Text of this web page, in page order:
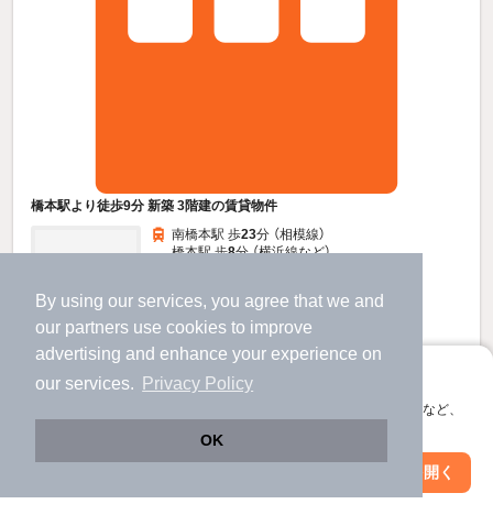
By using our services, you agree that we and
our partners use cookies to improve
advertising and enhance your experience on
our services.
Privacy Policy
OK
アプリに切り替えて、サクサクお部屋探し
会員登録なしですぐ使える。マップ検索やお気に入り保存など、
アプリを開く
橋本駅より徒歩9分 新築 3階建の賃貸物件
すべての写真
南橋本駅 歩23分 （相模線）
橋本駅 歩8分 （横浜線など）
神奈川県相模原市緑区橋本4丁目
3階建 / 新築 / 木造
駐車場あり 宅配ボックス
敷 不要 礼 不要
絞り込み条件を変更